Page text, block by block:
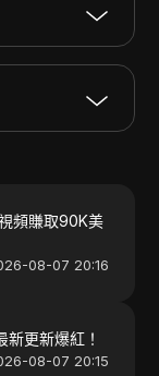
頻賺取90K美
08-07 20:16
更新爆紅！
08-07 20:15